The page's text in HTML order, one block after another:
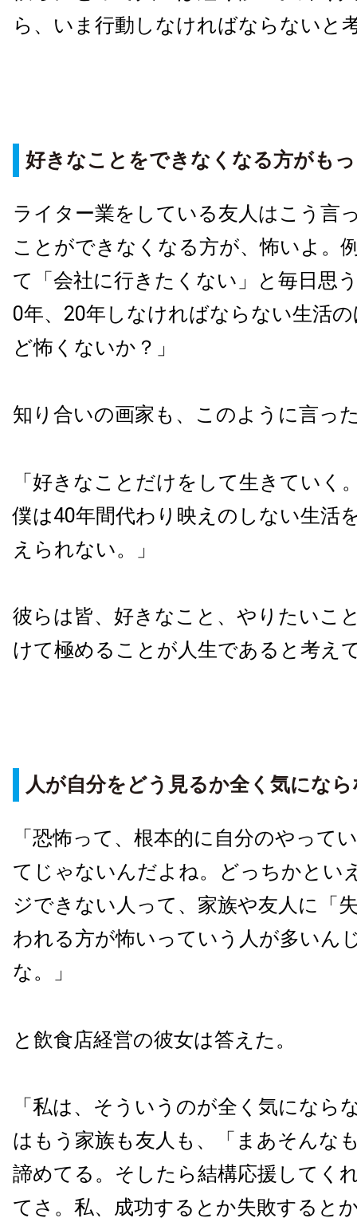
ら、いま行動しなければならないと
好きなことをできなくなる方がも
ライター業をしている友人はこう言
ことができなくなる方が、怖いよ。
て「会社に行きたくない」と毎日思
0年、20年しなければならない生活
ど怖くないか？」
知り合いの画家も、このように言っ
「好きなことだけをして生きていく
僕は40年間代わり映えのしない生活
えられない。」
彼らは皆、好きなこと、やりたいこ
けて極めることが人生であると考え
人が自分をどう見るか全く気にな
「恐怖って、根本的に自分のやって
てじゃないんだよね。どっちかとい
ジできない人って、家族や友人に「
われる方が怖いっていう人が多いん
な。」
と飲食店経営の彼女は答えた。
「私は、そういうのが全く気になら
はもう家族も友人も、「まあそんな
諦めてる。そしたら結構応援してく
てさ。私、成功するとか失敗すると